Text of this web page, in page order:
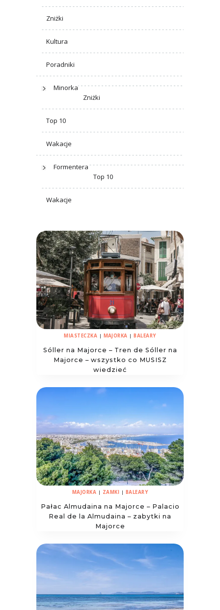
Zniżki
Kultura
Poradniki
Minorka
Zniżki
Top 10
Wakacje
Formentera
Top 10
Wakacje
MIASTECZKA | MAJORKA |BALEARY
Sóller na Majorce – Tren de Sóller na
Majorce – wszystko co MUSISZ
wiedzieć
MAJORKA | ZAMKI | BALEARY
Pałac Almudaina na Majorce – Palacio
Real de la Almudaina – zabytki na
Majorce